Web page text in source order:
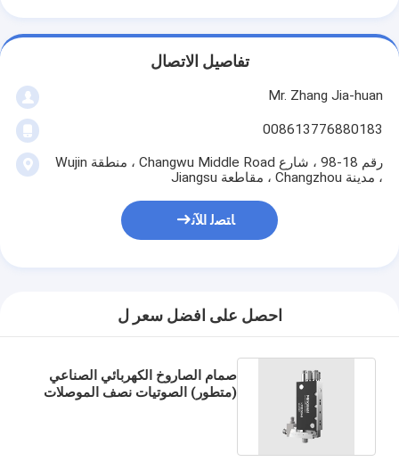
تفاصيل الاتصال
Mr. Zhang Jia-huan
008613776880183
رقم 18-98 ، شارع Changwu Middle Road ، منطقة Wujin
، مدينة Changzhou ، مقاطعة Jiangsu
ﺎﺘﺼﻟ ﺍﻶﻧ
احصل على افضل سعر ل
صمام الصاروخ الكهربائي الصناعي
(متطور) الصوتيات نصف الموصلات